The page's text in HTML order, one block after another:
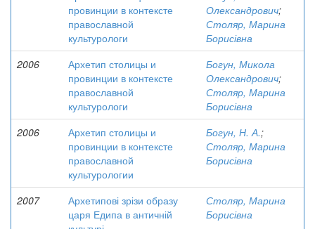
провинции в контексте
православной
культурологи
Олександрович;
Столяр, Марина
Борисівна
2006
Архетип столицы и
провинции в контексте
православной
культурологи
Богун, Микола
Олександрович;
Столяр, Марина
Борисівна
2006
Архетип столицы и
провинции в контексте
православной
культурологии
Богун, Н. А.;
Столяр, Марина
Борисівна
2007
Архетипові зрізи образу
царя Едипа в античній
Столяр, Марина
Борисівна